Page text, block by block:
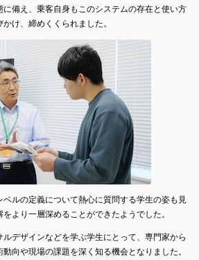
に備え、乗客自身もこのシステムの存在と使い方
け、締めくくられました。
ルの定義について熱心に質問する学生の姿も見
より一層深めることができたようでした。
デザインなどを学ぶ学生にとって、専門家から
向や現場の課題を深く知る機会となりました。